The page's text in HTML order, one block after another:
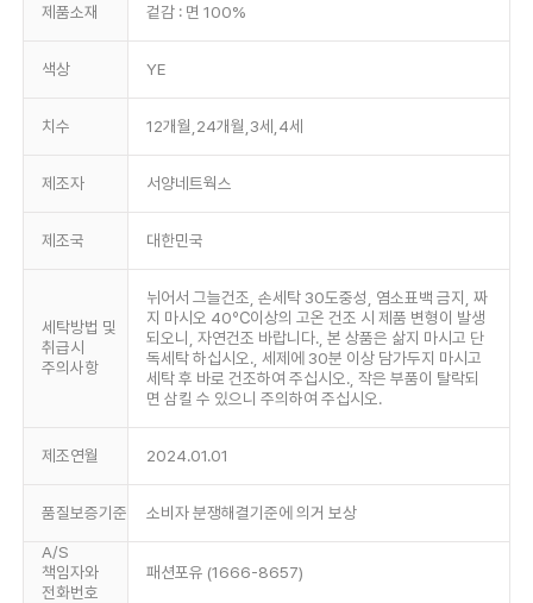
제품소재 겉감 : 면 100%
색상 YE
치수 12개월,24개월,3세,4세
제조자 서양네트웍스
제조국 대한민국
세탁방법 및
취급시
주의사항
뉘어서 그늘건조, 손세탁 30도중성, 염소표백 금지, 짜
지 마시오 40℃이상의 고온 건조 시 제품 변형이 발생
되오니, 자연건조 바랍니다., 본 상품은 삶지 마시고 단
독세탁 하십시오., 세제에 30분 이상 담가두지 마시고
세탁 후 바로 건조하여 주십시오., 작은 부품이 탈락되
면 삼킬 수 있으니 주의하여 주십시오.
제조연월 2024.01.01
품질보증기준 소비자 분쟁해결기준에 의거 보상
A/S
책임자와
전화번호
패션포유 (1666-8657)